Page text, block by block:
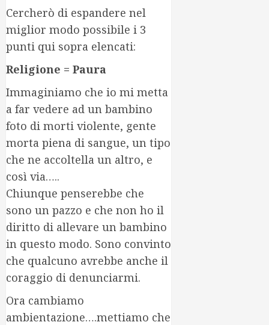
Cercherò di espandere nel
miglior modo possibile i 3
punti qui sopra elencati:
Religione = Paura
Immaginiamo che io mi metta
a far vedere ad un bambino
foto di morti violente, gente
morta piena di sangue, un tipo
che ne accoltella un altro, e
così via…..
Chiunque penserebbe che
sono un pazzo e che non ho il
diritto di allevare un bambino
in questo modo. Sono convinto
che qualcuno avrebbe anche il
coraggio di denunciarmi.
Ora cambiamo
ambientazione….mettiamo che